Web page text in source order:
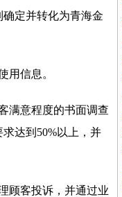
定并转化为青海金
用信息。
满意程度的书面调查
达到50%以上，并
顾客投诉，并通过业